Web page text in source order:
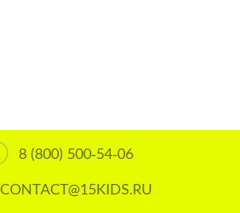
8 (800) 500-54-06
CONTACT@15KIDS.RU